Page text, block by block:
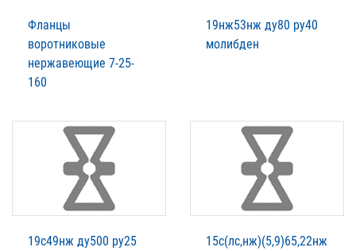
Фланцы
воротниковые
нержавеющие 7-25-
160
19нж53нж ду80 ру40
молибден
19с49нж ду500 ру25
15с(лс,нж)(5,9)65,22нж